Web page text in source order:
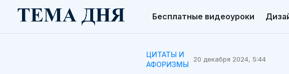
Бесплатные видеоуроки
ЦИТАТЫ И
АФОРИЗМЫ
20 декабря 2024, 5:44